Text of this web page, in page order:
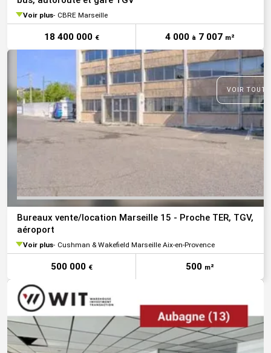
Voir plus CBRE Marseille
18 400 000 € 4 000 à 7 007 m²
VOIR
Bureaux vente/location Marseille 15 - Proche TER, TGV,
aéroport
Voir plus Cushman & Wakefield Marseille Aix-en-Provence
500 000 € 500 m²